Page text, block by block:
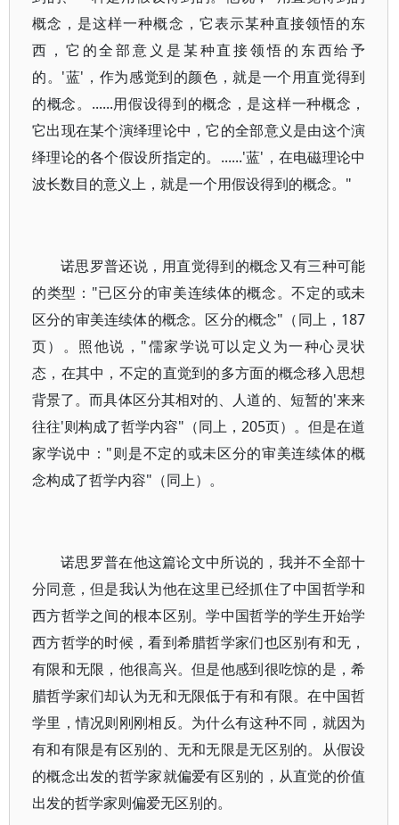
概念，是这样一种概念，它表示某种直接领悟的东
西，它的全部意义是某种直接领悟的东西给予
的。'蓝'，作为感觉到的颜色，就是一个用直觉得到
的概念。......用假设得到的概念，是这样一种概念，
它出现在某个演绎理论中，它的全部意义是由这个演
绎理论的各个假设所指定的。......'蓝'，在电磁理论中
波长数目的意义上，就是一个用假设得到的概念。"
诺思罗普还说，用直觉得到的概念又有三种可能
的类型："已区分的审美连续体的概念。不定的或未
区分的审美连续体的概念。区分的概念"（同上，187
页）。照他说，"儒家学说可以定义为一种心灵状
态，在其中，不定的直觉到的多方面的概念移入思想
背景了。而具体区分其相对的、人道的、短暂的'来来
往往'则构成了哲学内容"（同上，205页）。但是在道
家学说中："则是不定的或未区分的审美连续体的概
念构成了哲学内容"（同上）。
诺思罗普在他这篇论文中所说的，我并不全部十
分同意，但是我认为他在这里已经抓住了中国哲学和
西方哲学之间的根本区别。学中国哲学的学生开始学
西方哲学的时候，看到希腊哲学家们也区别有和无，
有限和无限，他很高兴。但是他感到很吃惊的是，希
腊哲学家们却认为无和无限低于有和有限。在中国哲
学里，情况则刚刚相反。为什么有这种不同，就因为
有和有限是有区别的、无和无限是无区别的。从假设
的概念出发的哲学家就偏爱有区别的，从直觉的价值
出发的哲学家则偏爱无区别的。